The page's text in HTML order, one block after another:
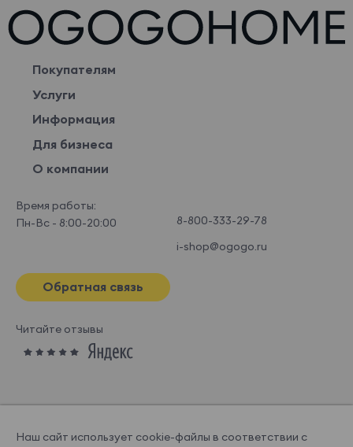
Покупателям
Услуги
Информация
Для бизнеса
О компании
Время работы:
Пн-Вс - 8:00-20:00
8-800-333-29-78
i-shop@ogogo.ru
Обратная связь
Читайте отзывы
Наш сайт использует cookie-файлы в соответствии с